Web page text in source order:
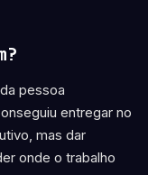
pessoa
entregar no
mas dar
onde o trabalho